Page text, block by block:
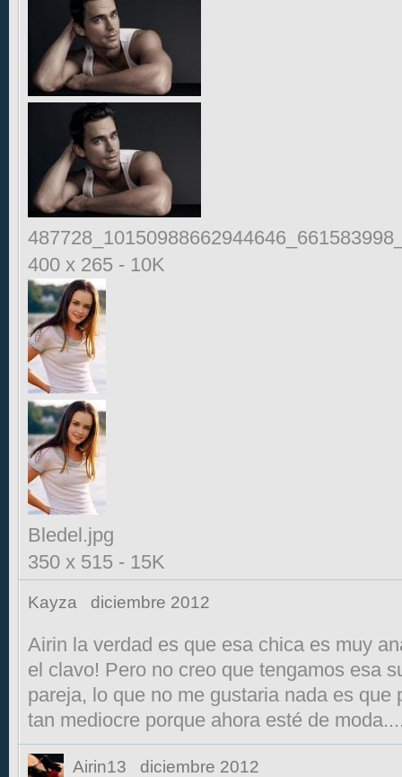
400 x 265 - 10K
Bledel.jpg
350 x 515 - 15K
Kayza diciembre 2012
Airin la verdad es que esa chica es muy
el clavo! Pero no creo que tengamos esa
pareja, lo que no me gustaria nada es que
tan mediocre porque ahora esté de
Airin13 diciembre 2012